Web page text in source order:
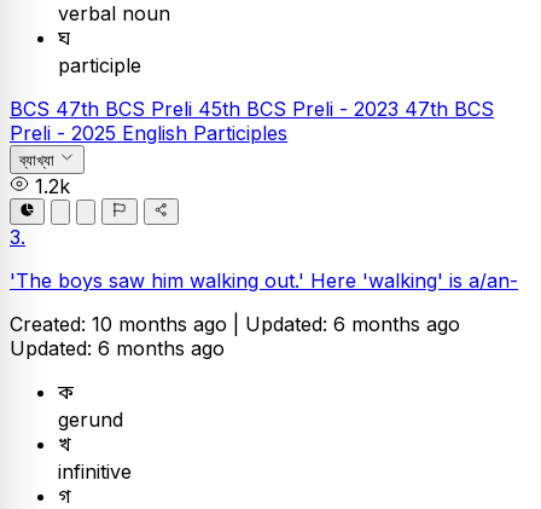
verbal noun
ঘ
participle
BCS 47th BCS Preli 45th BCS Preli - 2023 47th BCS
Preli - 2025 English Participles
ব্যাখ্যা
1.2k
3.
'The boys saw him walking out.' Here 'walking' is a/an-
Created: 10 months ago | Updated: 6 months ago
Updated: 6 months ago
ক
gerund
খ
infinitive
গ